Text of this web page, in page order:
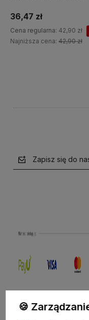
36,47 zł
Cena regularna: 42,90 zł
Najniższa cena: 42,90 zł
Zapisz się do
🍪